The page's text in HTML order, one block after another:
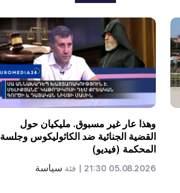
وهذا عار غير مسبوق. مليكيان حول
القضية الجنائية ضد الكاثوليكوس وجلسة
المحكمة (فيديو)
05.08.2026 21:30 | فئة سياسة